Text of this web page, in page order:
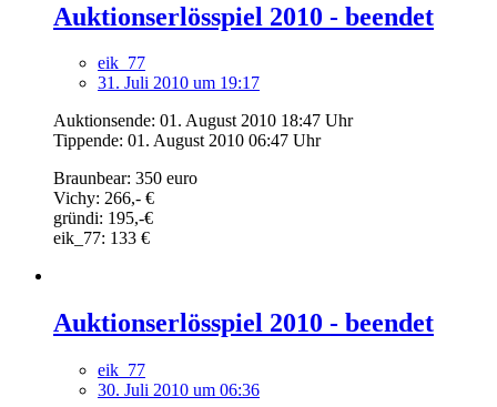
Auktionserlösspiel 2010 - beendet
eik_77
31. Juli 2010 um 19:17
Auktionsende: 01. August 2010 18:47 Uhr
Tippende: 01. August 2010 06:47 Uhr
Braunbear: 350 euro
Vichy: 266,- €
gründi: 195,-€
eik_77: 133 €
Auktionserlösspiel 2010 - beendet
eik_77
30. Juli 2010 um 06:36